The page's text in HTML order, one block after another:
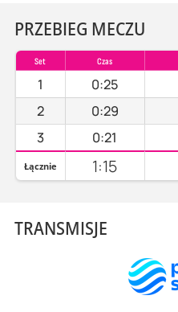
PRZEBIEG MECZU
Set Czas
1 0:25
2
0:29
3
0:21
Łącznie 1:15
TRANSMISJE